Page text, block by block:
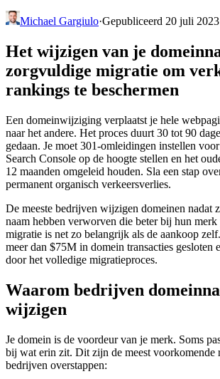
Michael Gargiulo·Gepubliceerd 20 juli 2023
Het wijzigen van je
zorgvuldige migratie om
rankings te beschermen
Een domeinwijziging verplaatst je hele
naar het andere. Het proces duurt 30 tot 90
gedaan. Je moet 301-omleidingen instellen
Search Console op de hoogte stellen en het
12 maanden omgeleid houden. Sla een stap
permanent organisch verkeersverlies.
De meeste bedrijven wijzigen domeinen nadat
naam hebben verworven die beter bij hun merk
migratie is net zo belangrijk als de aankoop
meer dan $75M in domein transacties gesloten
door het volledige migratieproces.
Waarom bedrijven
wijzigen
Je domein is de voordeur van je merk. Soms
bij wat erin zit. Dit zijn de meest voorkomende
bedrijven overstappen: